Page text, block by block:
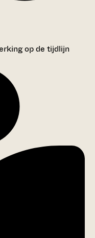
op de tijdlijn